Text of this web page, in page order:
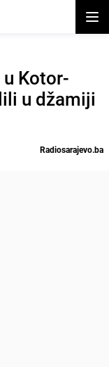
Kotor-
u džamiji
Radiosarajevo.ba